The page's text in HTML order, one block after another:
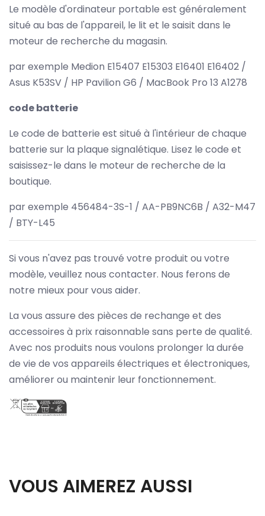
Le modèle d'ordinateur portable est généralement
situé au bas de l'appareil, le lit et le saisit dans le
moteur de recherche du magasin.
par exemple Medion E15407 E15303 E16401 E16402 /
Asus K53SV / HP Pavilion G6 / MacBook Pro 13 A1278
code batterie
Le code de batterie est situé à l'intérieur de chaque
batterie sur la plaque signalétique. Lisez le code et
saisissez-le dans le moteur de recherche de la
boutique.
par exemple 456484-3S-1 / AA-PB9NC6B / A32-M47
/ BTY-L45
Si vous n'avez pas trouvé votre produit ou votre
modèle, veuillez nous contacter. Nous ferons de
notre mieux pour vous aider.
La vous assure des pièces de rechange et des
accessoires à prix raisonnable sans perte de qualité.
Avec nos produits nous voulons prolonger la durée
de vie de vos appareils électriques et électroniques,
améliorer ou maintenir leur fonctionnement.
VOUS AIMEREZ AUSSI